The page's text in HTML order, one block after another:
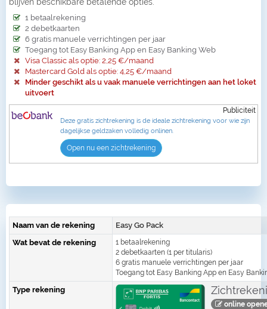
1 betaalrekening
2 debetkaarten
6 gratis manuele verrichtingen per jaar
Toegang tot Easy Banking App en Easy Banking Web
Visa Classic als optie: 2,25 €/maand
Mastercard Gold als optie: 4,25 €/maand
Minder geschikt als u vaak manuele verrichtingen aan het loket
uitvoert
Publiciteit
Deze gratis zichtrekening is de ideale zichtrekening voor wie zijn
dagelijkse geldzaken volledig onlinen.
Open nu een zichtrekening
Naam van de rekening
Easy Go Pack
Wat bevat de rekening
1 betaalrekening
2 debetkaarten (1 per titularis)
6 gratis manuele verrichtingen per jaar
Toegang tot Easy Banking App en Easy
Type rekening
online